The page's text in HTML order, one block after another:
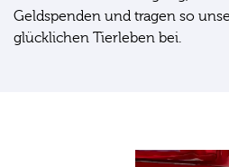
Geldspenden und tragen so
glücklichen Tierleben bei.